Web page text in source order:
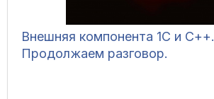
Внешняя компонента 1С и С++.
Продолжаем разговор.